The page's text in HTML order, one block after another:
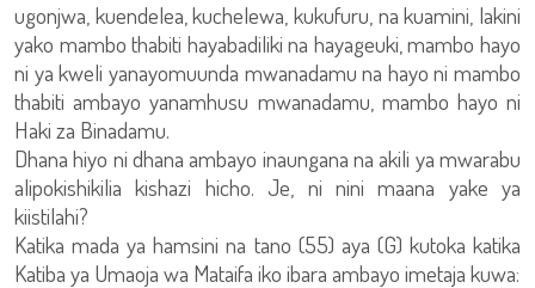
ugonjwa, kuendelea, kuchelewa, kukufuru, na kuamini, lakini
yako mambo thabiti hayabadiliki na hayageuki, mambo hayo
ni ya kweli yanayomuunda mwanadamu na hayo ni mambo
thabiti ambayo yanamhusu mwanadamu, mambo hayo ni
Haki za Binadamu.
Dhana hiyo ni dhana ambayo inaungana na akili ya mwarabu
alipokishikilia kishazi hicho. Je, ni nini maana yake ya
kiistilahi?
Katika mada ya hamsini na tano (55) aya (G) kutoka katika
Katiba ya Umaoja wa Mataifa iko ibara ambayo imetaja kuwa: